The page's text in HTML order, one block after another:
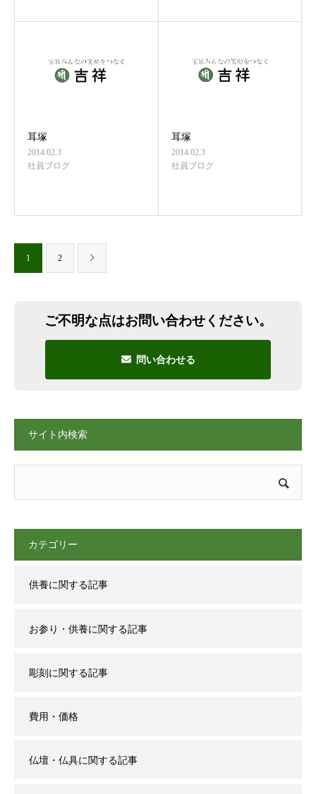
耳塚
2014.02.3
社員ブログ
耳塚
2014.02.3
社員ブログ
1 2
ご不明な点はお問い合わせください。
問い合わせる
サイト内検索
カテゴリー
供養に関する記事
お参り・供養に関する記事
彫刻に関する記事
費用・価格
仏壇・仏具に関する記事